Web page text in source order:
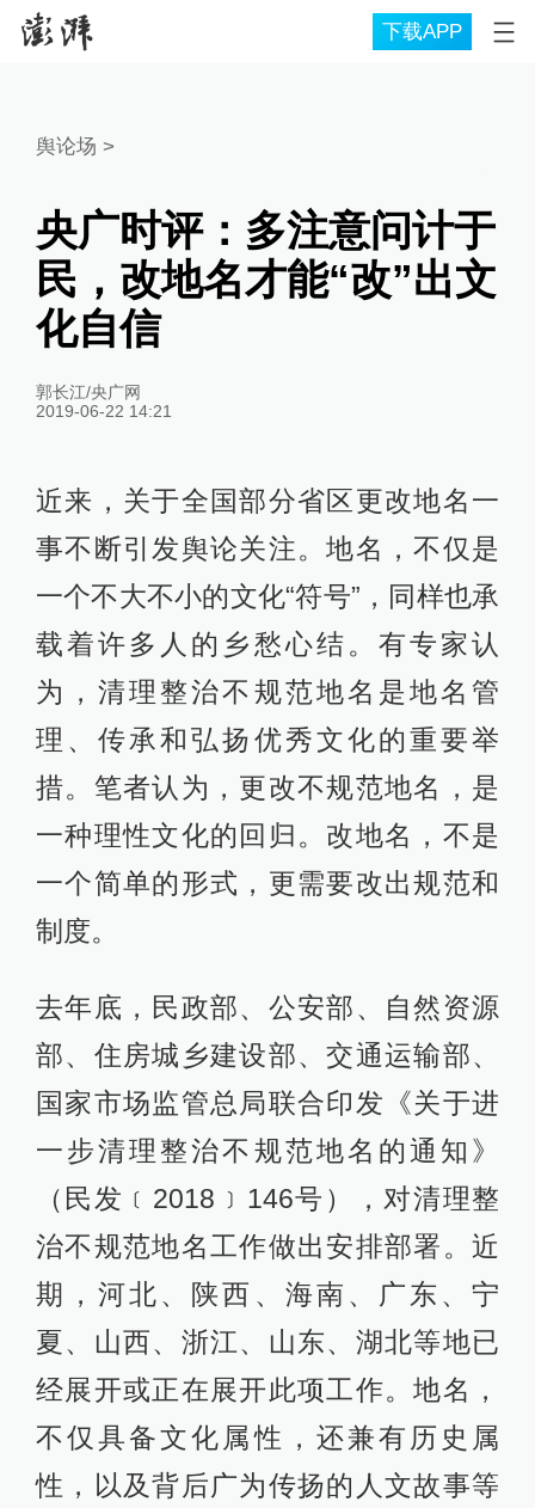
下载APP
舆论场 >
央广时评：多注意问计于
民，改地名才能“改”出文
化自信
郭长江/央广网
2019-06-22 14:21
近来，关于全国部分省区更改地名一
事不断引发舆论关注。地名，不仅是
一个不大不小的文化“符号”，同样也承
载着许多人的乡愁心结。有专家认
为，清理整治不规范地名是地名管
理、传承和弘扬优秀文化的重要举
措。笔者认为，更改不规范地名，是
一种理性文化的回归。改地名，不是
一个简单的形式，更需要改出规范和
制度。
去年底，民政部、公安部、自然资源
部、住房城乡建设部、交通运输部、
国家市场监管总局联合印发《关于进
一步清理整治不规范地名的通知》
（民发﹝2018﹞146号），对清理整
治不规范地名工作做出安排部署。近
期，河北、陕西、海南、广东、宁
夏、山西、浙江、山东、湖北等地已
经展开或正在展开此项工作。地名，
不仅具备文化属性，还兼有历史属
性，以及背后广为传扬的人文故事等